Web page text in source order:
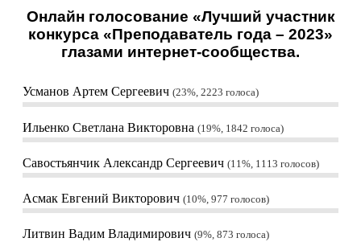
Онлайн голосование «Лучший участник
конкурса «Преподаватель года – 2023»
глазами интернет-сообщества.
Усманов Артем Сергеевич 23%, 2223 голоса
Ильенко Светлана Викторовна 19%, 1842 голоса
Савостьянчик Александр Сергеевич 11%, 1113 голосов
Асмак Евгений Викторович 10%, 977 голосов
Литвин Вадим Владимирович 9%, 873 голоса